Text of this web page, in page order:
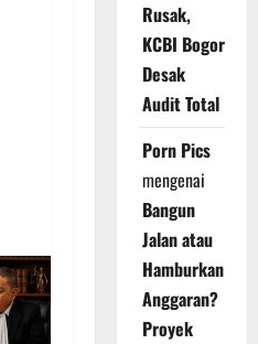
Rusak,
KCBI Bogor
Desak
Audit Total
Porn Pics
mengenai
Bangun
Jalan atau
Hamburkan
Anggaran?
Proyek